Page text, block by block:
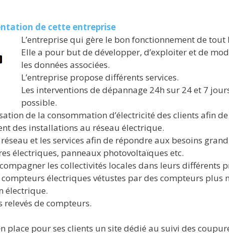
de cette entreprise
L’entreprise qui gère le bon fonctionnement de
Elle a pour but de développer, d’exploiter et de
les données associées.
L’entreprise propose différents services.
Les interventions de dépannage 24h sur 24 et 7
possible.
de la consommation d’électricité des clients afin
des installations au réseau électrique.
et les services afin de répondre aux besoins
électriques, panneaux photovoltaïques etc.
les collectivités locales dans leurs différents
compteurs électriques vétustes par des compteurs
électrique.
relevés de compteurs.
place pour ses clients un site dédié au suivi des